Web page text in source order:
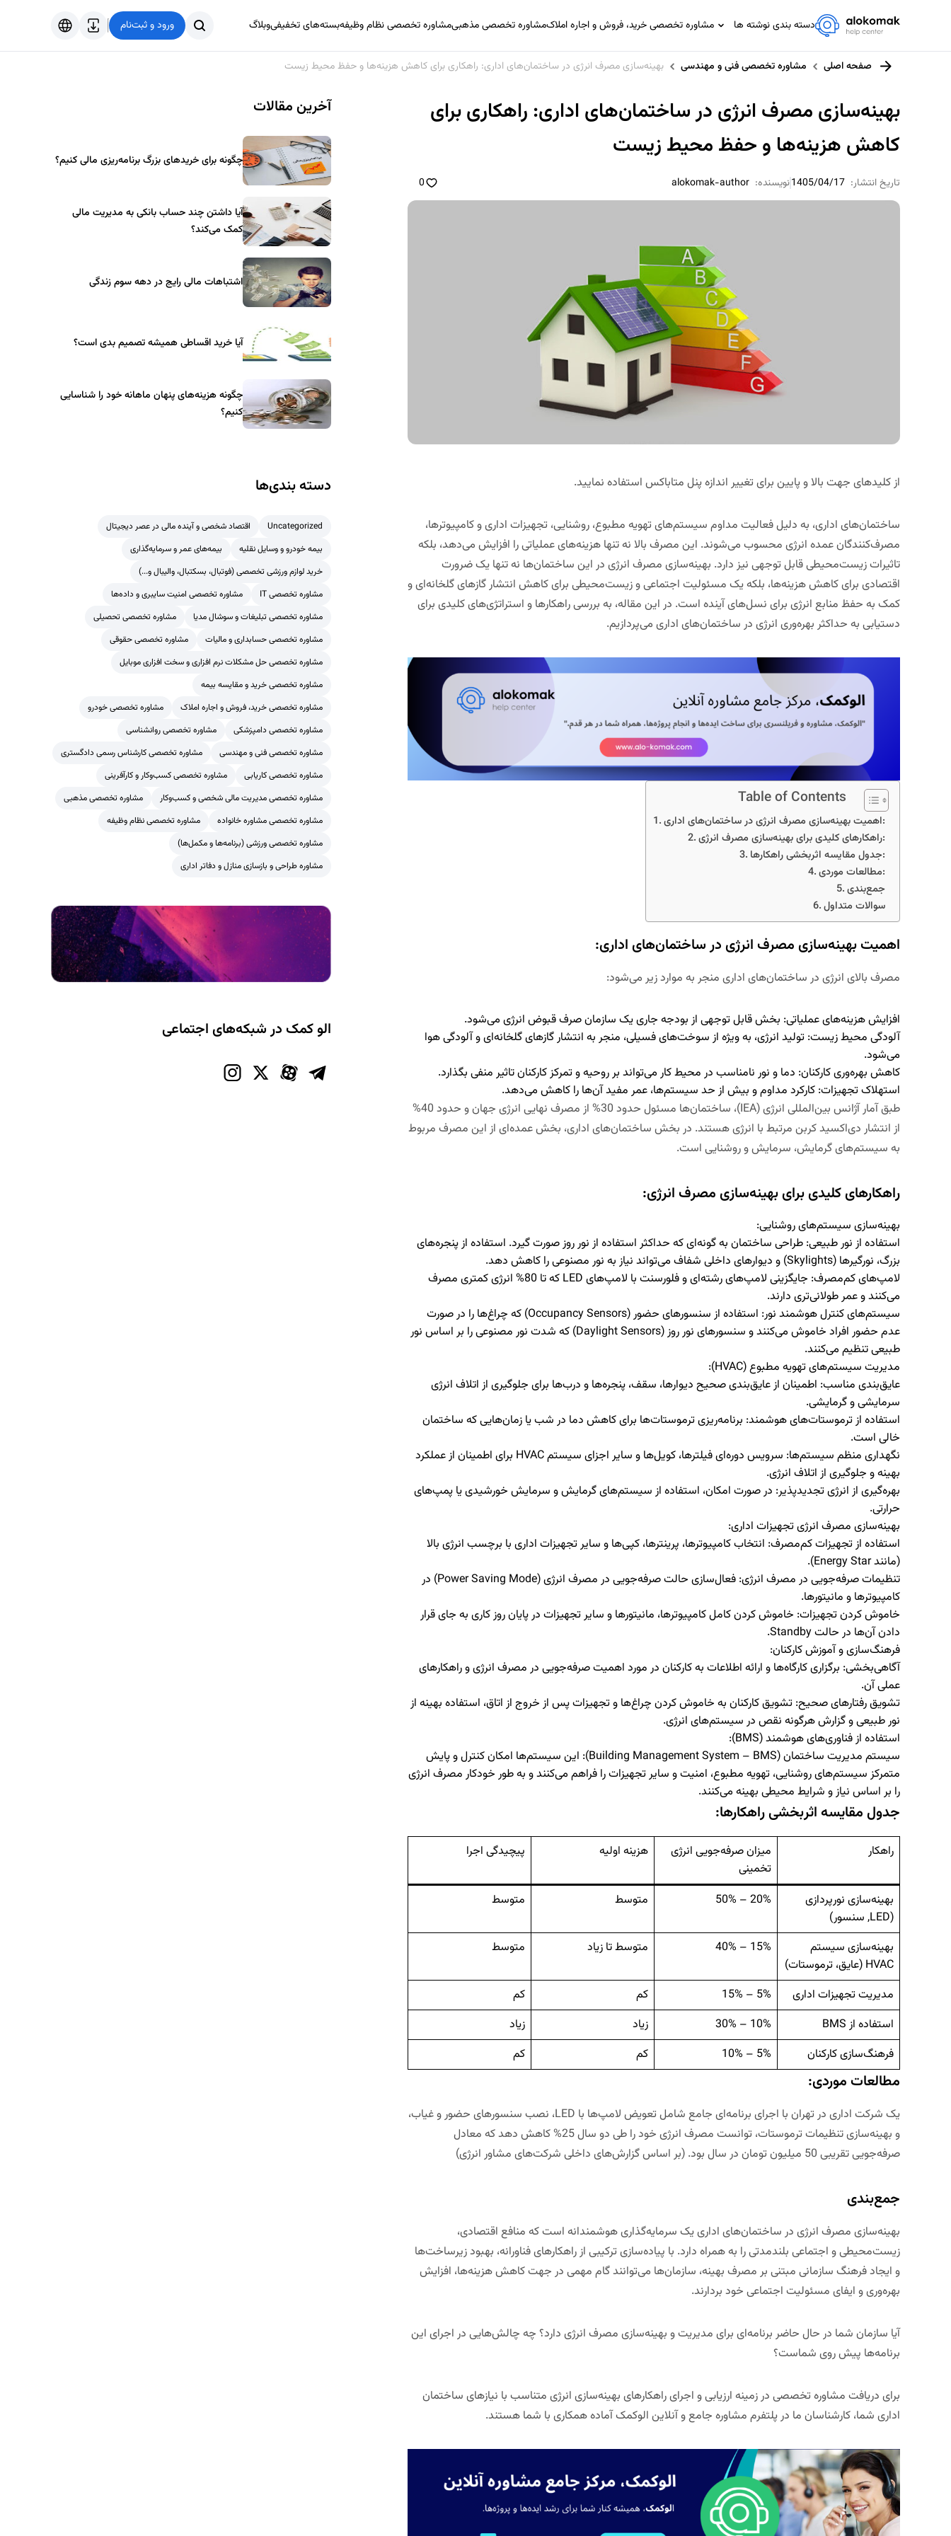
دسته بندی نوشته ها
مشاوره تخصصی IT
مشاوره حقوقی
مشاوره خانواده
مشاوره ورزشی
مشاوره تخصصی خرید، فروش و اجاره املاکمشاوره تخصصی مذهبیمشاوره تخصصی نظام وظیفهبسته‌های تخفیفیوبلاگ ورود و ثبت‌نام
فارسی
صفحه اصلی مشاوره تخصصی فنی و مهندسی بهینه‌سازی مصرف انرژی در ساختمان‌های اداری: راهکاری برای کاهش هزینه‌ها و حفظ محیط زیست
بهینه‌سازی مصرف انرژی در ساختمان‌های اداری: راهکاری برای
کاهش هزینه‌ها و حفظ محیط زیست
تاریخ انتشار: 1405/04/17نویسنده: alokomak-author
0
از کلیدهای جهت بالا و پایین برای تغییر اندازه پنل متاباکس استفاده نمایید.
ساختمان‌های اداری، به دلیل فعالیت مداوم سیستم‌های تهویه مطبوع، روشنایی، تجهیزات اداری و کامپیوترها،
مصرف‌کنندگان عمده انرژی محسوب می‌شوند. این مصرف بالا نه تنها هزینه‌های عملیاتی را افزایش می‌دهد، بلکه
تاثیرات زیست‌محیطی قابل توجهی نیز دارد. بهینه‌سازی مصرف انرژی در این ساختمان‌ها نه تنها یک ضرورت
اقتصادی برای کاهش هزینه‌ها، بلکه یک مسئولیت اجتماعی و زیست‌محیطی برای کاهش انتشار گازهای گلخانه‌ای و
کمک به حفظ منابع انرژی برای نسل‌های آینده است. در این مقاله، به بررسی راهکارها و استراتژی‌های کلیدی برای
دستیابی به حداکثر بهره‌وری انرژی در ساختمان‌های اداری می‌پردازیم.
Table of Contents
اهمیت بهینه‌سازی مصرف انرژی در ساختمان‌های اداری:
راهکارهای کلیدی برای بهینه‌سازی مصرف انرژی:
جدول مقایسه اثربخشی راهکارها:
مطالعات موردی:
جمع‌بندی
سوالات متداول
اهمیت بهینه‌سازی مصرف انرژی در ساختمان‌های اداری:
مصرف بالای انرژی در ساختمان‌های اداری منجر به موارد زیر می‌شود:
افزایش هزینه‌های عملیاتی: بخش قابل توجهی از بودجه جاری یک سازمان صرف قبوض انرژی می‌شود.
آلودگی محیط زیست: تولید انرژی، به ویژه از سوخت‌های فسیلی، منجر به انتشار گازهای گلخانه‌ای و آلودگی هوا
می‌شود.
کاهش بهره‌وری کارکنان: دما و نور نامناسب در محیط کار می‌تواند بر روحیه و تمرکز کارکنان تاثیر منفی بگذارد.
استهلاک تجهیزات: کارکرد مداوم و بیش از حد سیستم‌ها، عمر مفید آن‌ها را کاهش می‌دهد.
طبق آمار آژانس بین‌المللی انرژی (IEA)، ساختمان‌ها مسئول حدود 30% از مصرف نهایی انرژی جهان و حدود 40%
از انتشار دی‌اکسید کربن مرتبط با انرژی هستند. در بخش ساختمان‌های اداری، بخش عمده‌ای از این مصرف مربوط
به سیستم‌های گرمایش، سرمایش و روشنایی است.
راهکارهای کلیدی برای بهینه‌سازی مصرف انرژی:
بهینه‌سازی سیستم‌های روشنایی:
استفاده از نور طبیعی: طراحی ساختمان به گونه‌ای که حداکثر استفاده از نور روز صورت گیرد. استفاده از پنجره‌های
بزرگ، نورگیرها (Skylights) و دیوارهای داخلی شفاف می‌تواند نیاز به نور مصنوعی را کاهش دهد.
لامپ‌های کم‌مصرف:
جایگزینی لامپ‌های رشته‌ای و فلورسنت با لامپ‌های LED که تا 80% انرژی کمتری مصرف
می‌کنند و عمر طولانی‌تری دارند.
سیستم‌های کنترل هوشمند نور:
استفاده از سنسورهای حضور (Occupancy Sensors) که چراغ‌ها را در صورت
عدم حضور افراد خاموش می‌کنند و سنسورهای نور روز (Daylight Sensors) که شدت نور مصنوعی را بر اساس نور
طبیعی تنظیم می‌کنند.
مدیریت سیستم‌های تهویه مطبوع (HVAC
):
عایق‌بندی مناسب: اطمینان از عایق‌بندی صحیح دیوارها، سقف، پنجره‌ها و درب‌ها برای جلوگیری از اتلاف انرژی
سرمایشی و گرمایشی.
استفاده از ترموستات‌های هوشمند: برنامه‌ریزی ترموستات‌ها برای کاهش دما در شب یا زمان‌هایی که ساختمان
خالی است.
نگهداری منظم سیستم‌ها:
سرویس دوره‌ای فیلترها، کویل‌ها و سایر اجزای سیستم HVAC برای اطمینان از عملکرد
بهینه و جلوگیری از اتلاف انرژی.
بهره‌گیری از انرژی تجدیدپذیر: در صورت امکان، استفاده از سیستم‌های گرمایش و سرمایش خورشیدی یا پمپ‌های
حرارتی.
بهینه‌سازی مصرف انرژی تجهیزات اداری:
استفاده از تجهیزات کم‌مصرف: انتخاب کامپیوترها، پرینترها، کپی‌ها و سایر تجهیزات اداری با برچسب انرژی بالا
(مانند Energy Star).
تنظیمات صرفه‌جویی در مصرف انرژی:
فعال‌سازی حالت صرفه‌جویی در مصرف انرژی (Power Saving Mode) در
کامپیوترها و مانیتورها.
خاموش کردن تجهیزات: خاموش کردن کامل کامپیوترها، مانیتورها و سایر تجهیزات در پایان روز کاری به جای قرار
دادن آن‌ها در حالت Standby.
فرهنگ‌سازی و آموزش کارکنان:
آگاهی‌بخشی: برگزاری کارگاه‌ها و ارائه اطلاعات به کارکنان در مورد اهمیت صرفه‌جویی در مصرف انرژی و راهکارهای
عملی آن.
تشویق رفتارهای صحیح: تشویق کارکنان به خاموش کردن چراغ‌ها و تجهیزات پس از خروج از اتاق، استفاده بهینه از
نور طبیعی و گزارش هرگونه نقص در سیستم‌های انرژی.
استفاده از فناوری‌های هوشمند (BMS
):
سیستم مدیریت ساختمان (Building Management System – BMS
): این سیستم‌ها امکان کنترل و پایش
متمرکز سیستم‌های روشنایی، تهویه مطبوع، امنیت و سایر تجهیزات را فراهم می‌کنند و به طور خودکار مصرف انرژی
را بر اساس نیاز و شرایط محیطی بهینه می‌کنند.
جدول مقایسه اثربخشی راهکارها:
راهکار
میزان صرفه‌جویی انرژی
تخمینی
هزینه اولیه پیچیدگی اجرا
بهینه‌سازی نورپردازی
(
LED, سنسور)
20% – 50% متوسط متوسط
بهینه‌سازی سیستم
HVAC (عایق، ترموستات)
15% – 40% متوسط تا زیاد متوسط
مدیریت تجهیزات اداری 5% – 15% کم
کم
استفاده از BMS
10% – 30% زیاد
زیاد
فرهنگ‌سازی کارکنان
5% – 10% کم کم
مطالعات موردی:
یک شرکت اداری در تهران با اجرای برنامه‌ای جامع شامل تعویض لامپ‌ها با LED، نصب سنسورهای حضور و غیاب،
و بهینه‌سازی تنظیمات ترموستات، توانست مصرف انرژی خود را طی دو سال 25% کاهش دهد که معادل
صرفه‌جویی تقریبی 50 میلیون تومان در سال بود. (بر اساس گزارش‌های داخلی شرکت‌های مشاور انرژی)
جمع‌بندی
بهینه‌سازی مصرف انرژی در ساختمان‌های اداری یک سرمایه‌گذاری هوشمندانه است که منافع اقتصادی،
زیست‌محیطی و اجتماعی بلندمدتی را به همراه دارد. با پیاده‌سازی ترکیبی از راهکارهای فناورانه، بهبود زیرساخت‌ها
و ایجاد فرهنگ سازمانی مبتنی بر مصرف بهینه، سازمان‌ها می‌توانند گام مهمی در جهت کاهش هزینه‌ها، افزایش
بهره‌وری و ایفای مسئولیت اجتماعی خود بردارند.
آیا سازمان شما در حال حاضر برنامه‌ای برای مدیریت و بهینه‌سازی مصرف انرژی دارد؟ چه چالش‌هایی در اجرای این
برنامه‌ها پیش روی شماست؟
برای دریافت مشاوره تخصصی در زمینه ارزیابی و اجرای راهکارهای بهینه‌سازی انرژی متناسب با نیازهای ساختمان
اداری شما، کارشناسان ما درپلتفرم مشاوره جامع و آنلاین الوکمکآماده همکاری با شما هستند.
آخرین مقالات
چگونه برای خریدهای بزرگ برنامه‌ریزی مالی کنیم؟
آیا داشتن چند حساب بانکی به مدیریت مالی
کمک می‌کند؟
اشتباهات مالی رایج در دهه سوم زندگی
آیا خرید اقساطی همیشه تصمیم بدی است؟
چگونه هزینه‌های پنهان ماهانه خود را شناسایی
کنیم؟
دسته بندی‌ها
Uncategorized
اقتصاد شخصی و آینده مالی در عصر دیجیتال
بیمه خودرو و وسایل نقلیه
بیمه‌های عمر و سرمایه‌گذاری
خرید لوازم ورزشی تخصصی (فوتبال، بسکتبال، والیبال و...)
مشاوره تخصصی IT
مشاوره تخصصی امنیت سایبری و داده‌ها
مشاوره تخصصی تبلیغات و سوشال مدیا
مشاوره تخصصی تحصیلی
مشاوره تخصصی حسابداری و مالیات
مشاوره تخصصی حقوقی
مشاوره تخصصی حل مشکلات نرم افزاری و سخت افزاری موبایل
مشاوره تخصصی خرید و مقایسه بیمه
مشاوره تخصصی خرید، فروش و اجاره املاک
مشاوره تخصصی خودرو
مشاوره تخصصی دامپزشکی
مشاوره تخصصی روانشناسی
مشاوره تخصصی فنی و مهندسی
مشاوره تخصصی کارشناس رسمی دادگستری
مشاوره تخصصی کاریابی
مشاوره تخصصی کسب‌وکار و کارآفرینی
مشاوره تخصصی مدیریت مالی شخصی و کسب‌وکار
مشاوره تخصصی مذهبی
مشاوره تخصصی مشاوره خانواده
مشاوره تخصصی نظام وظیفه
مشاوره تخصصی ورزشی (برنامه‌ها و مکمل‌ها)
مشاوره طراحی و بازسازی منازل و دفاتر اداری
الو کمک در شبکه‌های اجتماعی